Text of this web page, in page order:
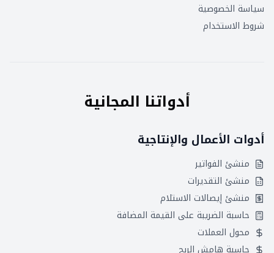
سياسة الخصوصية
شروط الاستخدام
أدواتنا المجانية
أدوات الأعمال والإنتاجية
منشئ الفواتير
منشئ التقديرات
منشئ إيصالات الاستلام
حاسبة الضريبة على القيمة المضافة
محول العملات
حاسبة هامش الربح